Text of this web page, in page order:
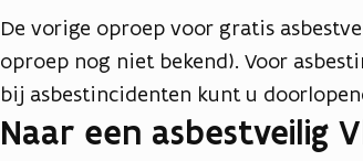
De vorige oproep voor gratis
oproep nog niet bekend). Voor
bij asbestincidenten kunt u
Naar een asbestveilig